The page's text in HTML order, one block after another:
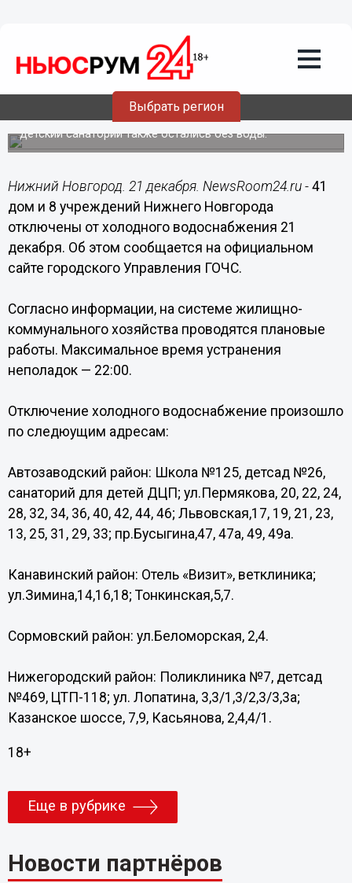
Выбрать регион
21.12.201716:19
41 дом остался без холодной воды в
Нижнем Новгороде 21 декабря
Два детсада, школа, поликлиника, ветклиника, отель и
детский санаторий также остались без воды.
Нижний Новгород. 21 декабря. NewsRoom24.ru - 41
дом и 8 учреждений Нижнего Новгорода
отключены от холодного водоснабжения 21
декабря. Об этом сообщается на официальном
сайте городского Управления ГОЧС.
Согласно информации, на системе жилищно-
коммунального хозяйства проводятся плановые
работы. Максимальное время устранения
неполадок — 22:00.
Отключение холодного водоснабжение произошло
по следюущим адресам:
Автозаводский район: Школа №125, детсад №26,
санаторий для детей ДЦП; ул.Пермякова, 20, 22, 24,
28, 32, 34, 36, 40, 42, 44, 46; Львовская,17, 19, 21, 23,
13, 25, 31, 29, 33; пр.Бусыгина,47, 47а, 49, 49а.
Канавинский район: Отель «Визит», ветклиника;
ул.Зимина,14,16,18; Тонкинская,5,7.
Сормовский район: ул.Беломорская, 2,4.
Нижегородский район: Поликлиника №7, детсад
№469, ЦТП-118; ул. Лопатина, 3,3/1,3/2,3/3,3а;
Казанское шоссе, 7,9, Касьянова, 2,4,4/1.
18+
Еще в рубрике
Новости партнёров